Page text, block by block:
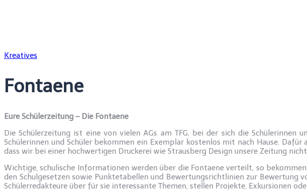
Kreatives
Fontaene
Eure Schülerzeitung – Die Fontaene
Die Schülerzeitung ist eine von vielen AGs am TFG, bei der sich die
Schülerinnen und Schüler bekommen ein Exemplar kostenlos mit nach Hause.
dass wir bei einer hochwertigen Druckerei wie Strausberg Design unsere Zeitung
Wichtige, schulische Informationen werden über die Fontaene verteilt, so
den Schulgesetzen sowie Punktetabellen und Bewertungsrichtlinien zur
Schülerredakteure über für sie interessante Themen, stellen Projekte, Exkursionen